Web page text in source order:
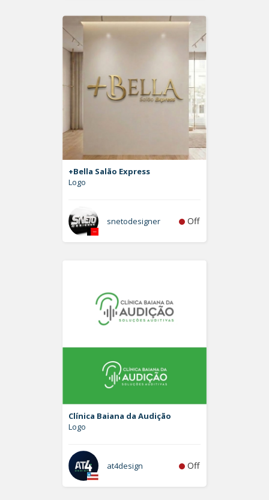
+Bella Salão Express
Logo
snetodesigner Off
Clínica Baiana da Audição
Logo
at4design Off